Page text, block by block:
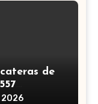
de
y
2026